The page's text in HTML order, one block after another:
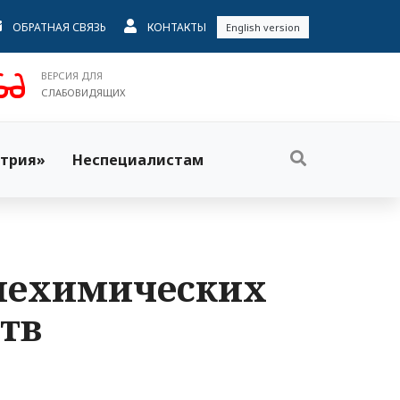
ОБРАТНАЯ СВЯЗЬ КОНТАКТЫ English version
ВЕРСИЯ ДЛЯ
СЛАБОВИДЯЩИХ
Неспециалистам